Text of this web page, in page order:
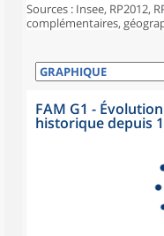
Sources : Insee, RP2012,
complémentaires,
FAM G1 -
historique depuis